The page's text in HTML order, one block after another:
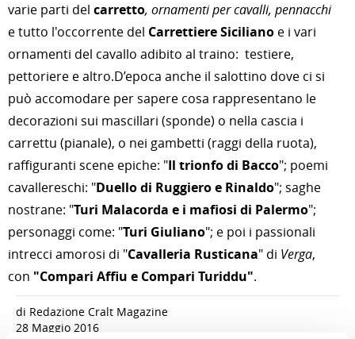
varie parti del carretto, ornamenti per cavalli, pennacchi
e tutto l'occorrente del Carrettiere Siciliano e i vari
ornamenti del cavallo adibito al traino: testiere,
pettoriere e altro.D’epoca anche il salottino dove ci si
può accomodare per sapere cosa rappresentano le
decorazioni sui mascillari (sponde) o nella cascia i
carrettu (pianale), o nei gambetti (raggi della ruota),
raffiguranti scene epiche: "Il trionfo di Bacco"; poemi
cavallereschi: "Duello di Ruggiero e Rinaldo"; saghe
nostrane: "Turi Malacorda e i mafiosi di Palermo";
personaggi come: "Turi Giuliano"; e poi i passionali
intrecci amorosi di "Cavalleria Rusticana" di Verga,
con "Compari Affiu e Compari Turiddu".
di Redazione Cralt Magazine
28 Maggio 2016